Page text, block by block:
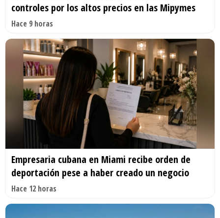
controles por los altos precios en las Mipymes
Hace 9 horas
Empresaria cubana en Miami recibe orden de
deportación pese a haber creado un negocio
Hace 12 horas